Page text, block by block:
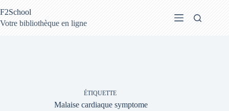
au
contenu
F2School
Votre bibliothèque en ligne
ÉTIQUETTE
Malaise cardiaque symptome